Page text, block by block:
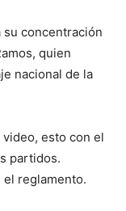
su concentración
quien
nacional de la
esto con el
partidos.
el reglamento.